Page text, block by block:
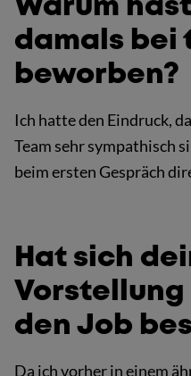
Warum
damals bei
beworben?
Ich hatte den Eindruck,
Team sehr sympathisch
beim ersten Gespräch
Hat sich
Vorstellung
den Job
Da ich vorher in einem